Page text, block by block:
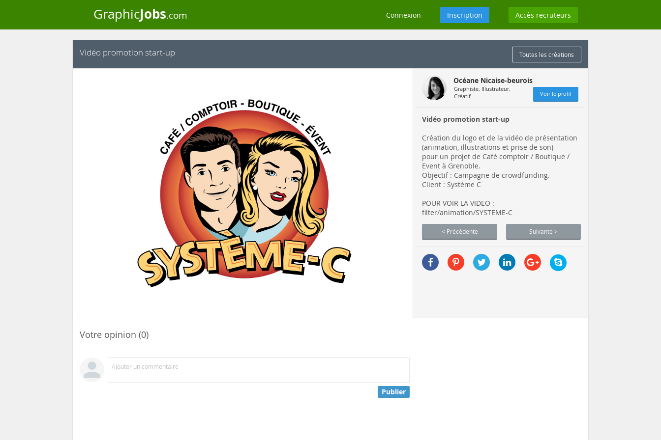
GraphicJobs.com Connexion Inscription Accès recruteurs
Vidéo promotion start-up Toutes les créations
Océane Nicaise-beurois
Graphiste, Illustrateur,
Créatif
Voir le profil
Vidéo promotion start-up
Création du logo et de la vidéo de présentation
(animation, illustrations et prise de son)
pour un projet de Café comptoir / Boutique /
Event à Grenoble.
Objectif : Campagne de crowdfunding.
Client : Système C
POUR VOIR LA VIDEO :
filter/animation/SYSTEME-C
< Précédente Suivante >
Votre opinion (0)
Ajouter un commentaire
Publier